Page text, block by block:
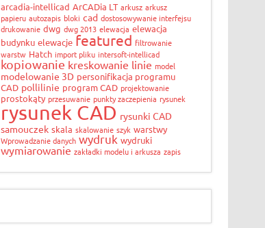
arcadia-intellicad ArCADia LT arkusz arkusz
papieru autozapis bloki cad dostosowywanie interfejsu
drukowanie dwg dwg 2013 elewacja elewacja
budynku elewacje featured filtrowanie
warstw Hatch import pliku intersoft-intellicad
kopiowanie kreskowanie linie model
modelowanie 3D personifikacja programu
CAD pollilinie program CAD projektowanie
prostokąty przesuwanie punkty zaczepienia rysunek
rysunek CAD rysunki CAD
samouczek skala skalowanie szyk warstwy
Wprowadzanie danych wydruk wydruki
wymiarowanie zakładki modelu i arkusza zapis